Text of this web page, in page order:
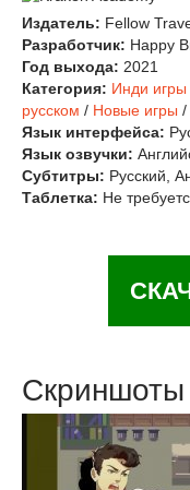
Издатель: Fellow
Разработчик: Happy
Год выхода: 2021
Категория: Инди игры
русском / Новые игры /
Язык интерфейса:
Язык озвучки:
Субтитры: Русский,
Таблетка: Не
Скриншоты